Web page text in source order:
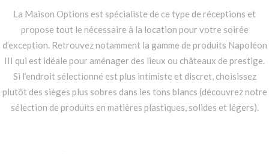
La Maison Options est spécialiste de ce type de réceptions et
propose tout le nécessaire à la location pour votre soirée
d’exception. Retrouvez notamment la gamme de produits Napoléon
III qui est idéale pour aménager des lieux ou châteaux de prestige.
Si l’endroit sélectionné est plus intimiste et discret, choisissez
plutôt des sièges plus sobres dans les tons blancs (découvrez notre
sélection de produits en matières plastiques, solides et légers).